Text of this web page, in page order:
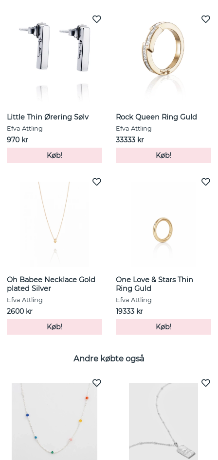
Little Thin Ørering Sølv
Efva Attling
970 kr
Køb!
Rock Queen Ring Guld
Efva Attling
33333 kr
Køb!
Oh Babee Necklace Gold
plated Silver
Efva Attling
2600 kr
Køb!
One Love & Stars Thin
Ring Guld
Efva Attling
19333 kr
Køb!
Andre købte også